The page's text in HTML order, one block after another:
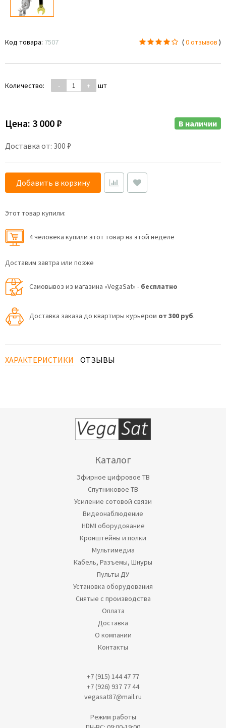
Код товара: 7507 (0 отзывов )
Количество: - + шт
Цена: 3 000 ₽
Доставка от: 300 ₽
В наличии
Добавить в корзину
Этот товар купили:
4 человекa купили этот товар на этой неделе
Доставим завтра или позже
Самовывоз из магазина «VegaSat» - бесплатно
Доставка заказа до квартиры курьером от 300 руб.
ХАРАКТЕРИСТИКИ ОТЗЫВЫ
Каталог
Эфирное цифровое ТВ
Спутниковое ТВ
Усиление сотовой связи
Видеонаблюдение
HDMI оборудование
Кронштейны и полки
Мультимедиа
Кабель, Разъемы, Шнуры
Пульты ДУ
Установка оборудования
Снятые с производства
Оплата
Доставка
О компании
Контакты
+7 (915) 144 47 77
+7 (926) 937 77 44
vegasat87@mail.ru
Режим работы